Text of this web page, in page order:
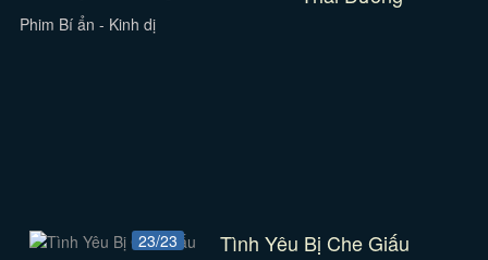
Phim Bí ẩn - Kinh dị
23/23 Tình Yêu Bị Che Giấu